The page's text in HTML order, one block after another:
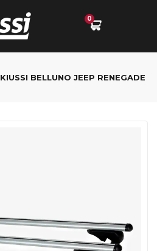
0
KIUSSI BELLUNO JEEP RENEGADE